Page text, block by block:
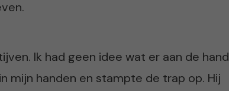
Ik had geen idee wat er aan de hand
mijn handen en stampte de trap op. Hij